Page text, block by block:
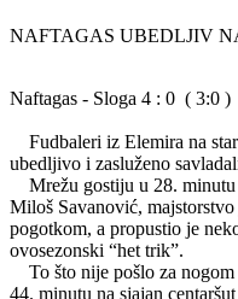
NAFTAGAS UBEDLJIV
Naftagas - Sloga 4 : 0 ( 3:0 )
Fudbaleri iz Elemira na
ubedljivo i zasluženo
Mrežu gostiju u 28. minutu
Miloš Savanović,
pogotkom, a propustio je
ovosezonski “het trik”.
To što nije pošlo za nogom
44. minutu na sjajan